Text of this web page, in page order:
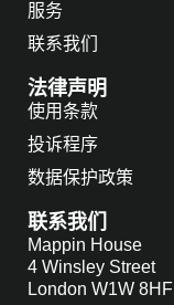
服务
联系我们
法律声明
使用条款
投诉程序
数据保护政策
联系我们
Mappin House
4 Winsley Street
London W1W 8HF